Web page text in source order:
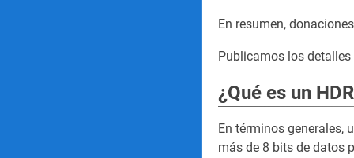
En resumen,
Publicamos los
¿Qué es un
En términos generales,
más de 8 bits de datos